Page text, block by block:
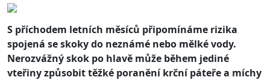
S příchodem letních měsíců připomínáme rizika
spojená se skoky do neznámé nebo mělké vody.
Nerozvážný skok po hlavě může během jediné
vteřiny způsobit těžké poranění krční páteře a míchy